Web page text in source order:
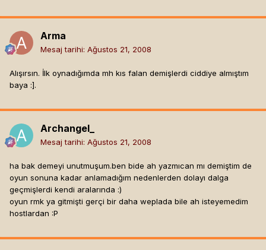
Arma
Mesaj tarihi: Ağustos 21, 2008
Alışırsın. İlk oynadığımda mh kıs falan demişlerdi ciddiye almıştım
baya :].
Archangel_
Mesaj tarihi: Ağustos 21, 2008
ha bak demeyi unutmuşum.ben bide ah yazmıcan mı demiştim de
oyun sonuna kadar anlamadığım nedenlerden dolayı dalga
geçmişlerdi kendi aralarında :)
oyun rmk ya gitmişti gerçi bir daha weplada bile ah isteyemedim
hostlardan :P